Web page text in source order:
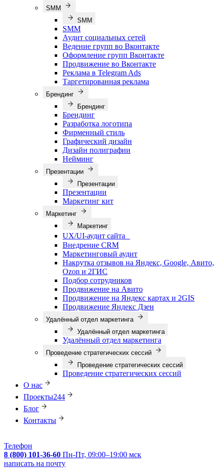
SMM
SMM
SMM
Аудит социальных сетей
Ведение групп во Вконтакте
Оформление групп Вконтакте
Продвижение во Вконтакте
Реклама в Telegram Ads
Таргетированная реклама
Брендинг
Брендинг
Брендинг
Разработка логотипа
Фирменный стиль
Графический дизайн
Дизайн полиграфии
Нейминг
Презентации
Презентации
Презентации
Маркетинг кит
Маркетинг
Маркетинг
UX/UI-аудит сайта
Внедрение CRM
Маркетинговый аудит
Накрутка отзывов на Яндекс, Google, Авито,
Ozon и 2ГИС
Подбор сотрудников
Продвижение на Авито
Продвижение на Яндекс картах и 2GIS
Продвижение Яндекс Дзен
Удалённый отдел маркетинга
Удалённый отдел маркетинга
Удалённый отдел маркетинга
Проведение стратегических сессий
Проведение стратегических сессий
Проведение стратегических сессий
О нас
Проекты244
Блог
Контакты
Телефон
8 (800) 101-36-60 Пн-Пт, 09:00–19:00 мск
написать на почту